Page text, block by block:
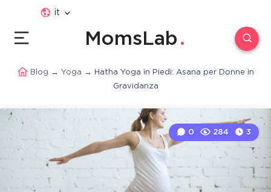
it
MomsLab
Blog → Yoga → Hatha Yoga in Piedi: Asana per Donne in
Gravidanza
0 284 3